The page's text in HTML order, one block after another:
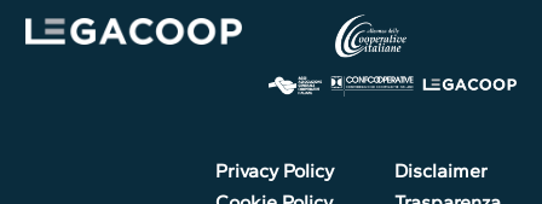
Privacy Policy
Disclaimer